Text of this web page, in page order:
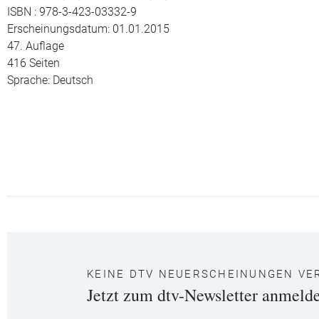
ISBN : 978-3-423-03332-9
Erscheinungsdatum: 01.01.2015
47. Auflage
416 Seiten
Sprache: Deutsch
KEINE DTV NEUERSCHEINUNGEN
Jetzt zum dtv-Newsletter